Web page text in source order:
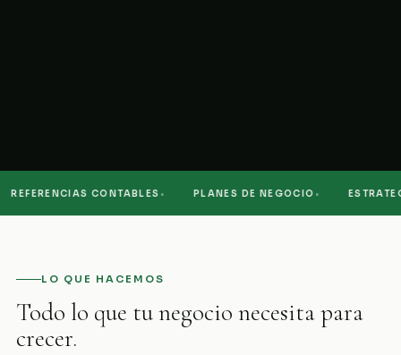
CONTABLES· PLANES DE NEGOCIO·
LO QUE HACEMOS
Todo lo que tu negocio necesita para
crecer.